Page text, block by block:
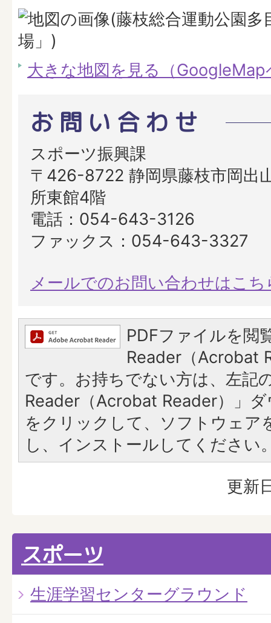
大きな地図を見る（GoogleMap
お問い合わせ
スポーツ振興課
〒426-8722 静岡県藤枝市岡出
所東館4階
電話：054-643-3126
ファックス：054-643-3327
メールでのお問い合わせはこち
PDFファイルを閲
Reader（Acrobat
です。お持ちでない方は、左記
Reader（Acrobat Reader）」
をクリックして、ソフトウェア
し、インストールしてください
更新
スポーツ
生涯学習センターグラウンド